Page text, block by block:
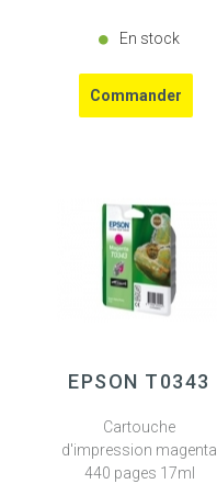
En stock
EPSON T0343
Cartouche
d'impression magenta
440 pages 17ml